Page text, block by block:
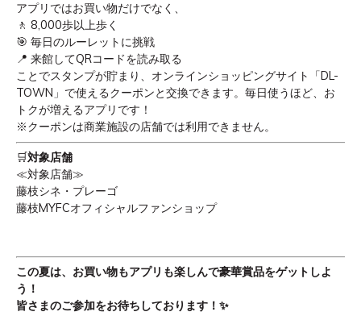
アプリではお買い物だけでなく、
🚶 8,000歩以上歩く
🎯 毎日のルーレットに挑戦
📍 来館してQRコードを読み取る
ことでスタンプが貯まり、オンラインショッピングサイト「 DL-
TOWN 」で使えるクーポンと交換できます。毎日使うほど、お
トクが増えるアプリです！
※クーポンは商業施設の店舗では利用できません。
🛒対象店舗
≪対象店舗≫
藤枝シネ・プレーゴ
藤枝MYFCオフィシャルファンショップ
この夏は、お買い物もアプリも楽しんで豪華賞品をゲットしよ
う！
皆さまのご参加をお待ちしております！ ✨